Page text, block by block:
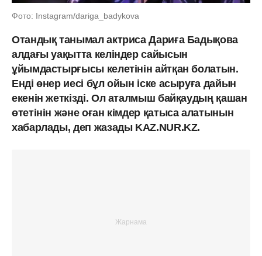
Фото: Instagram/dariga_badykova
Отандық танымал актриса Дариға Бадықова
алдағы уақытта келіндер сайысын
ұйымдастырғысы келетінін айтқан болатын.
Енді өнер иесі бұл ойын іске асыруға дайын
екенін жеткізді. Ол аталмыш байқаудың қашан
өтетінін және оған кімдер қатыса алатынын
хабарлады, деп жазады KAZ.NUR.KZ.